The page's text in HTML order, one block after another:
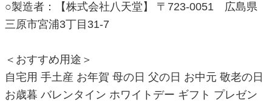
○製造者：【株式会社八天堂】 〒723-0051 広島県
三原市宮浦3丁目31-7
＜おすすめ用途＞
自宅用 手土産 お年賀 母の日 父の日 お中元 敬老の日
お歳暮 バレンタイン ホワイトデー ギフト プレゼン